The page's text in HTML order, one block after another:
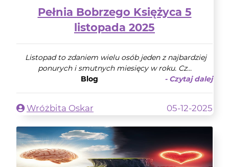
Pełnia Bobrzego Księżyca 5
listopada 2025
Listopad to zdaniem wielu osób jeden z najbardziej
ponurych i smutnych miesięcy w roku. Cz...
Blog
- Czytaj dalej
Wróżbita Oskar 05-12-2025